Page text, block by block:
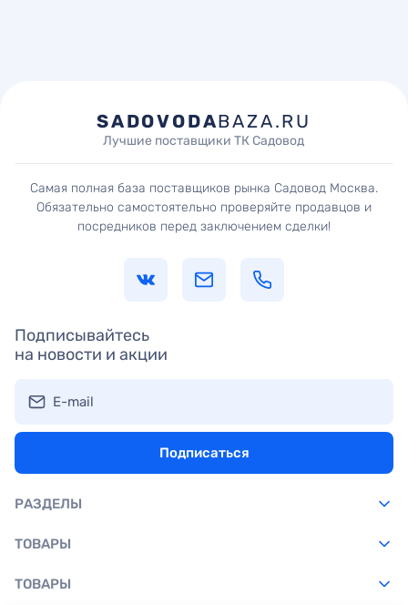
SADOVODABAZA.RU
Лучшие поставщики ТК Садовод
Самая полная база поставщиков рынка Садовод Москва.
Обязательно самостоятельно проверяйте продавцов и
посредников перед заключением сделки!
Подписывайтесь
на новости и акции
E-mail
Подписаться
РАЗДЕЛЫ
ТОВАРЫ
ТОВАРЫ